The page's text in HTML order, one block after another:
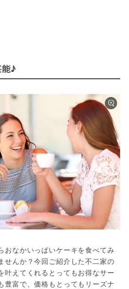
能♪
おなかいっぱいケーキを食べてみ
せんか？今回ご紹介した不二家の
叶えてくれるとってもお得なサー
豊富で、価格もとってもリーズナ